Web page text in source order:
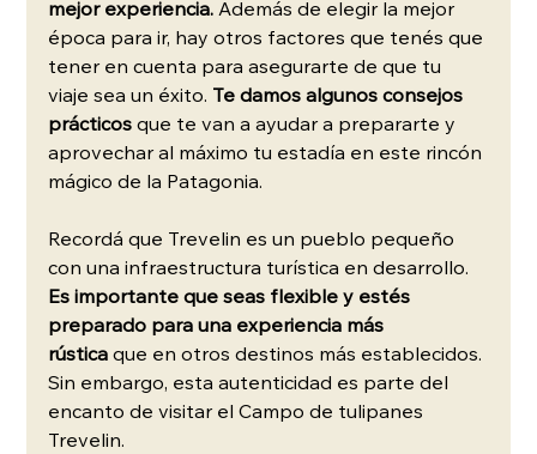
mejor experiencia. Además de elegir la mejor
época para ir, hay otros factores que tenés que
tener en cuenta para asegurarte de que tu
viaje sea un éxito. Te damos algunos consejos
prácticos que te van a ayudar a prepararte y
aprovechar al máximo tu estadía en este rincón
mágico de la Patagonia.
Recordá que Trevelin es un pueblo pequeño
con una infraestructura turística en desarrollo.
Es importante que seas flexible y estés
preparado para una experiencia más
rústica que en otros destinos más establecidos.
Sin embargo, esta autenticidad es parte del
encanto de visitar el Campo de tulipanes
Trevelin.